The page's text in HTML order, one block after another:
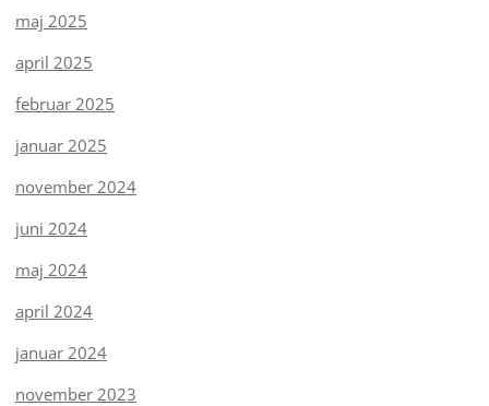
maj 2025
april 2025
februar 2025
januar 2025
november 2024
juni 2024
maj 2024
april 2024
januar 2024
november 2023